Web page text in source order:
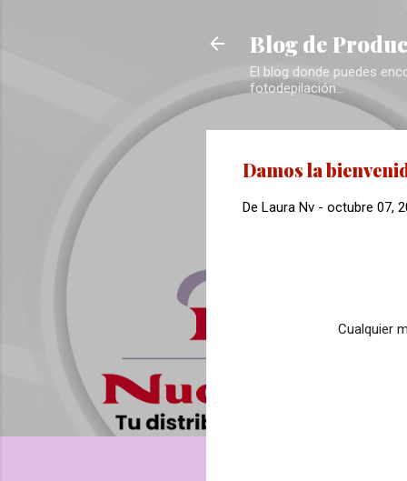
Blog de
El blog donde puedes
fotodepilación...
Damos la
De Laura Nv - octubre 07,
Cualquier